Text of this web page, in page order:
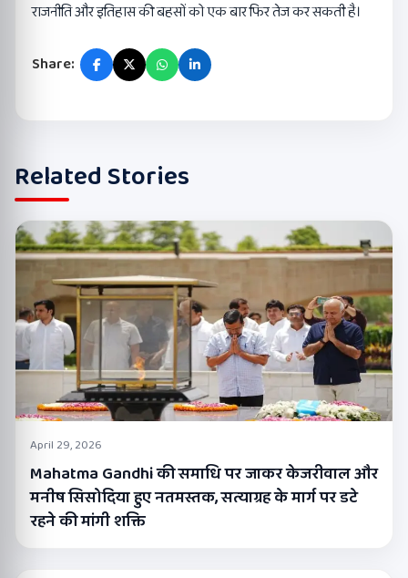
राजनीति और इतिहास की बहसों को एक बार फिर तेज कर सकती है।
Share:
Related Stories
April 29, 2026
Mahatma Gandhi की समाधि पर जाकर केजरीवाल और
मनीष सिसोदिया हुए नतमस्तक, सत्याग्रह के मार्ग पर डटे
रहने की मांगी शक्ति